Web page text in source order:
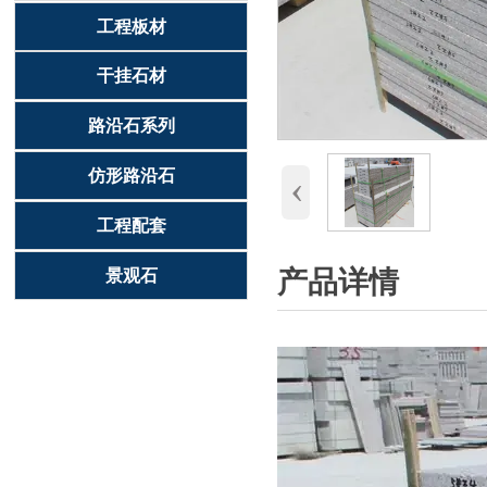
工程板材
干挂石材
路沿石系列
仿形路沿石
工程配套
景观石
‹
产品详情